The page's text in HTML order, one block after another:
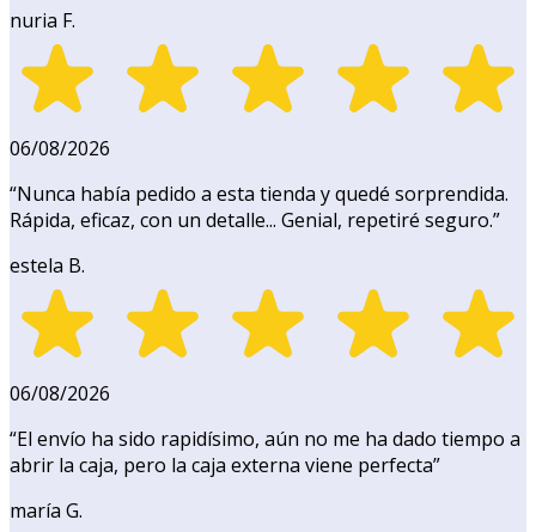
nuria F.
06/08/2026
“Nunca había pedido a esta tienda y quedé sorprendida.
Rápida, eficaz, con un detalle... Genial, repetiré seguro.”
estela B.
06/08/2026
“El envío ha sido rapidísimo, aún no me ha dado tiempo a
abrir la caja, pero la caja externa viene perfecta”
maría G.